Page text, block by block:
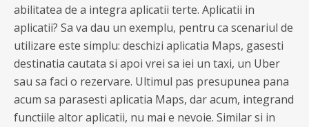
abilitatea de a integra aplicatii terte. Aplicatii in
aplicatii? Sa va dau un exemplu, pentru ca scenariul de
utilizare este simplu: deschizi aplicatia Maps, gasesti
destinatia cautata si apoi vrei sa iei un taxi, un Uber
sau sa faci o rezervare. Ultimul pas presupunea pana
acum sa parasesti aplicatia Maps, dar acum, integrand
functiile altor aplicatii, nu mai e nevoie. Similar si in